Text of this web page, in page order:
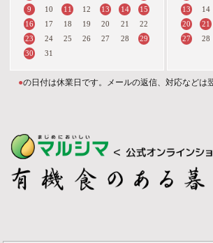
9
10 11 12 13 14
15
16
17 18 19 20 21
22
23
24 25 26 27 28
29
30
31
13
14
20
21
27
28
●の日付は休業日です。メールの返信、対応などは